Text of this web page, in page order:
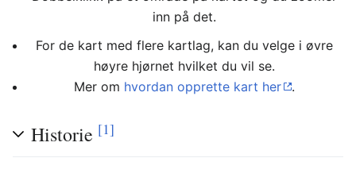
inn på det.
For de kart med flere kartlag, kan du velge i øvre
høyre hjørnet hvilket du vil se.
Mer om hvordan opprette kart her .
Historie [1]